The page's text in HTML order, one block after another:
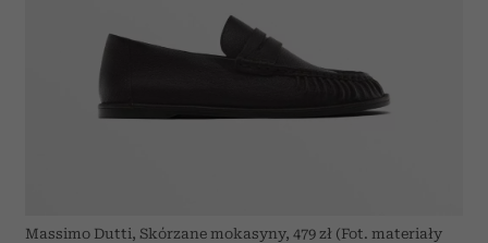
Massimo Dutti, Skórzane mokasyny, 479 zł (Fot. materiały